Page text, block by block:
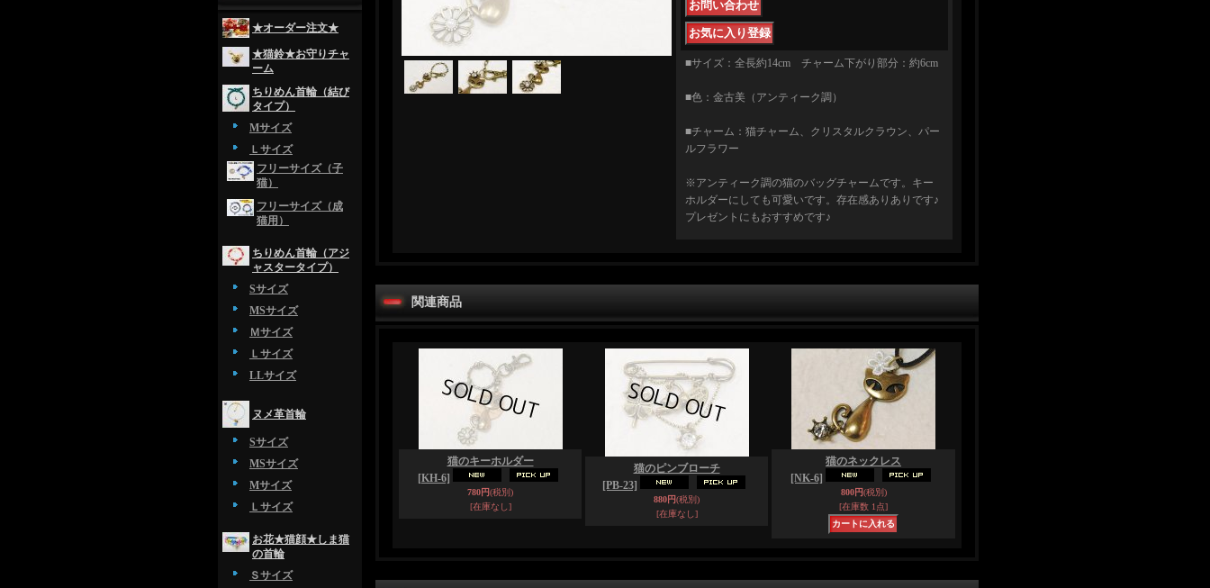
★オーダー注文★
★猫鈴★お守りチャ
ーム
ちりめん首輪（結び
タイプ）
Mサイズ
Ｌサイズ
フリーサイズ（子
猫）
フリーサイズ（成
猫用）
ちりめん首輪（アジ
ャスタータイプ）
Sサイズ
MSサイズ
Ｍサイズ
Ｌサイズ
LLサイズ
ヌメ革首輪
Sサイズ
MSサイズ
Mサイズ
Ｌサイズ
お花★猫顔★しま猫
の首輪
Ｓサイズ
■サイズ：全長約14cm チャーム下がり部分：約6cm
■色：金古美（アンティーク調）
■チャーム：猫チャーム、クリスタルクラウン、パー
ルフラワー
※アンティーク調の猫のバッグチャームです。キー
ホルダーにしても可愛いです。存在感ありありです♪
プレゼントにもおすすめです♪
関連商品
猫のキーホルダー
[KH-6]
780円(税別)
[在庫なし]
猫のピンブローチ
[PB-23]
880円(税別)
[在庫なし]
猫のネックレス
[NK-6]
800円(税別)
[在庫数 1点]